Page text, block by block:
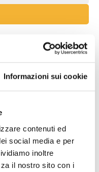
Informazioni sui cookie
contenuti ed
social media e per
inoltre
il nostro sito con i